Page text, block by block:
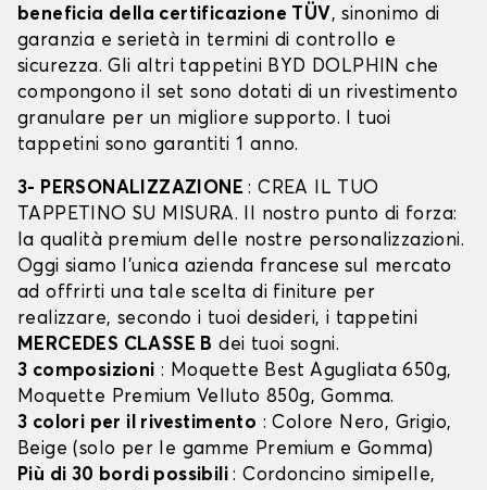
beneficia della certificazione TÜV, sinonimo di
garanzia e serietà in termini di controllo e
sicurezza. Gli altri tappetini BYD DOLPHIN che
compongono il set sono dotati di un rivestimento
granulare per un migliore supporto. I tuoi
tappetini sono garantiti 1 anno.
3- PERSONALIZZAZIONE: CREA IL TUO
TAPPETINO SU MISURA. Il nostro punto di forza:
la qualità premium delle nostre personalizzazioni.
Oggi siamo l’unica azienda francese sul mercato
ad offrirti una tale scelta di finiture per
realizzare, secondo i tuoi desideri, i tappetini
MERCEDES CLASSE B dei tuoi sogni.
3 composizioni : Moquette Best Agugliata 650g,
Moquette Premium Velluto 850g, Gomma.
3 colori per il rivestimento : Colore Nero, Grigio,
Beige (solo per le gamme Premium e Gomma)
Più di 30 bordi possibili: Cordoncino simipelle,